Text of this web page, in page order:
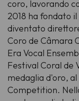
coro, lavorando
2018 ha fondato
diventato
Coro de Câmara
Era Vocal
Festival Coral de
medaglia d'oro,
Competition.